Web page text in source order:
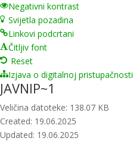
Negativni kontrast
Svijetla pozadina
Linkovi podcrtani
Čitljiv font
Reset
Izjava o digitalnoj pristupačnosti
JAVNIP~1
Veličina datoteke: 138.07 KB
Created: 19.06.2025
Updated: 19.06.2025